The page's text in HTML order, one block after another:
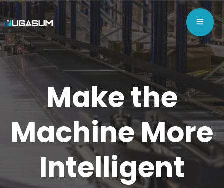
Make the
Machine More
Intelligent